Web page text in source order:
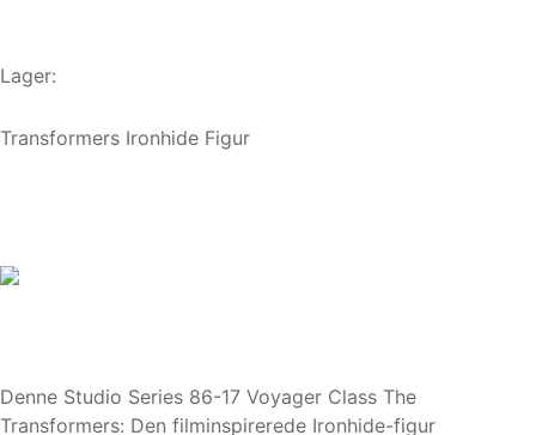
Lager:
Transformers Ironhide Figur
Denne Studio Series 86-17 Voyager Class The
Transformers: Den filminspirerede Ironhide-figur